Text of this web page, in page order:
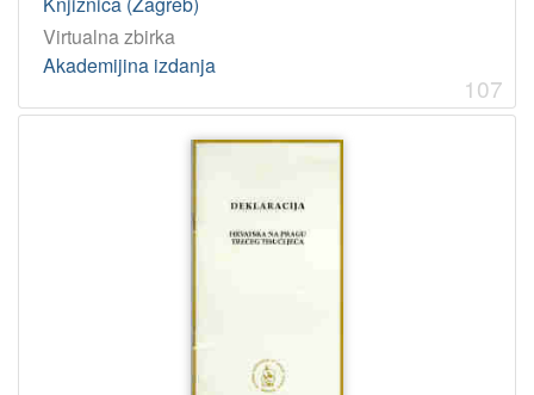
Virtualna zbirka
Akademijina izdanja
107